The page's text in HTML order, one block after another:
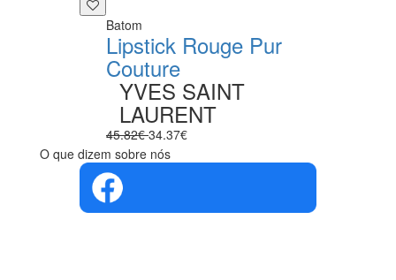
Batom
Lipstick Rouge Pur
Couture
YVES SAINT
LAURENT
45.82€34.37€
O que dizem sobre nós